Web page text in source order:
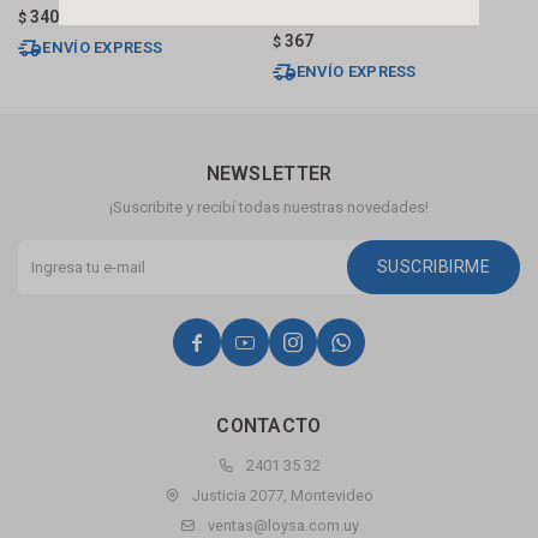
$ 340
ENVÍO EXPRESS $ 367
ENVÍO EXPRESS
CONTACTO
2401 35 32
Justicia 2077, Montevideo
ventas@loysa.com.uy
NEWSLETTER
¡Suscribite y recibí todas nuestras novedades!
SUSCRIBIRME
   